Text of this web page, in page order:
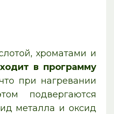
хроматами и
в программу
при нагревании
подвергаются
металла и оксид